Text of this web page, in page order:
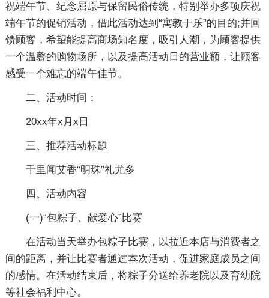
祝端午节、纪念屈原与保留民俗传统，特别举办多项庆祝
端午节的促销活动，借此活动达到“寓教于乐”的目的;并回
馈顾客，希望能提高商场知名度，吸引人潮，为顾客提供
一个温馨的购物场所，以及提高活动日的营业额，让顾客
感受一个难忘的端午佳节。
二、活动时间：
20xx年x月x日
三、推荐活动标题
千里闻艾香“明珠”礼尤多
四、活动内容
(一)“包粽子、献爱心”比赛
在活动当天举办包粽子比赛，以拉近本店与消费者之
间的距离，并让比赛者通过本次活动，促进家庭成员之间
的感情。在活动结束后，将粽子分送给养老院以及育幼院
等社会福利中心。